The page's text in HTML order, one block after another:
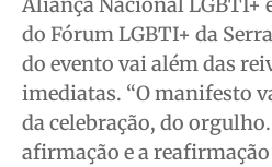
Aliança Nacional
do Fórum LGBTI+ da
do evento vai além das
imediatas. “O manifesto
da celebração, do
afirmação e a reafirmação